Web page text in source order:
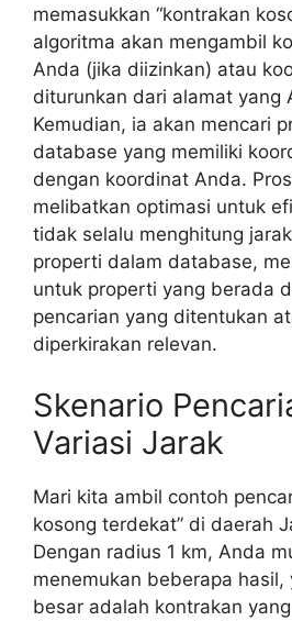
memasukkan “kontrakan
algoritma akan mengambil
Anda (jika diizinkan) atau
diturunkan dari alamat yang
Kemudian, ia akan mencari
database yang memiliki
dengan koordinat Anda.
melibatkan optimasi untuk
tidak selalu menghitung
properti dalam database,
untuk properti yang berada
pencarian yang ditentukan
diperkirakan relevan.
Skenario
Variasi Jarak
Mari kita ambil contoh
kosong terdekat” di daerah
Dengan radius 1 km, Anda
menemukan beberapa hasil,
besar adalah kontrakan